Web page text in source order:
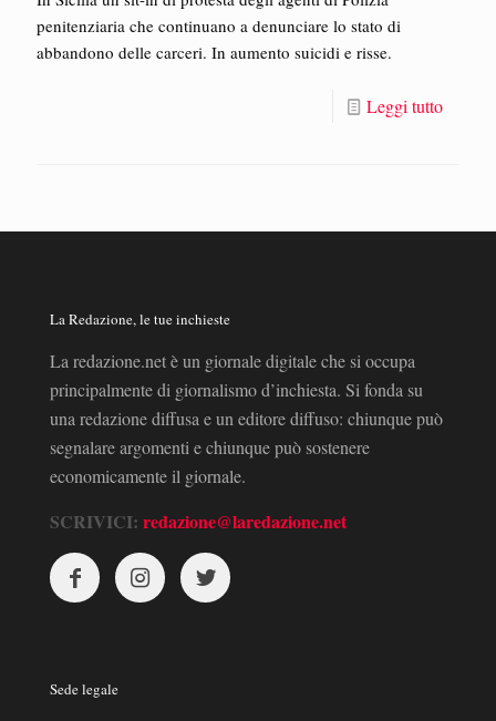
penitenziaria che continuano a denunciare lo stato di
abbandono delle carceri. In aumento suicidi e risse.
Leggi tutto
La Redazione, le tue inchieste
La redazione.net è un giornale digitale che si occupa
principalmente di giornalismo d’inchiesta. Si fonda su
una redazione diffusa e un editore diffuso: chiunque può
segnalare argomenti e chiunque può sostenere
economicamente il giornale.
SCRIVICI: redazione@laredazione.net
Sede legale